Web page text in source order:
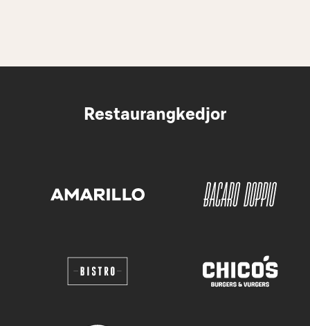
Restaurangkedjor